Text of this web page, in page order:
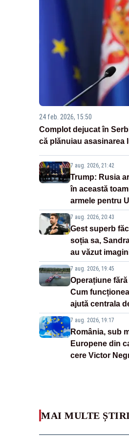
24 feb. 2026, 15:50
Complot dejucat în
că plănuiau asasinarea
7 aug. 2026, 21:42
Trump: Rusia
în această
armele pentru
7 aug. 2026, 20:43
Gest superb
soția sa,
au văzut
7 aug. 2026, 19:45
Operațiune
Cum
ajută centrala
7 aug. 2026, 19:17
România, sub
Europene din
cere Victor
MAI MULTE